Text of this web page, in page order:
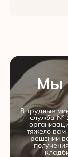
Мы
В трудные
служба № 1
тяжело вам
решении